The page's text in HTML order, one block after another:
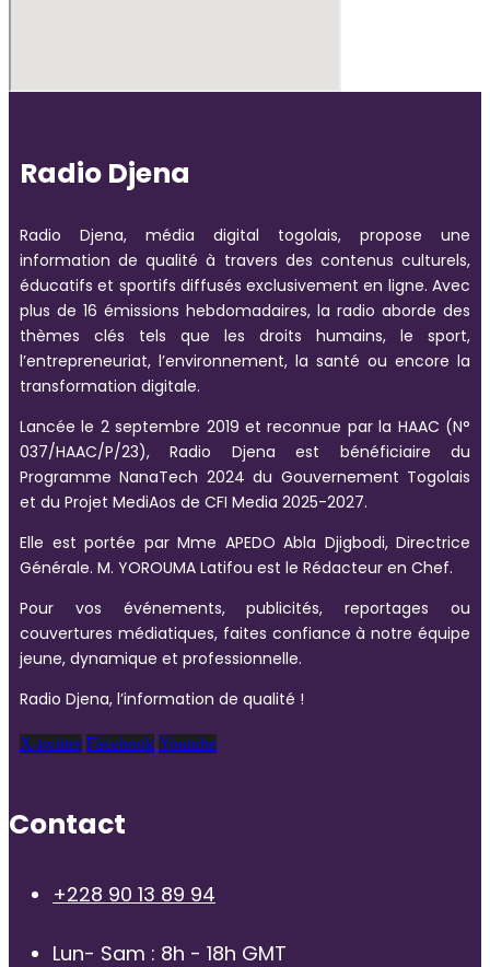
Radio Djena
Radio Djena, média digital togolais, propose une
information de qualité à travers des contenus culturels,
éducatifs et sportifs diffusés exclusivement en ligne. Avec
plus de 16 émissions hebdomadaires, la radio aborde des
thèmes clés tels que les droits humains, le sport,
l’entrepreneuriat, l’environnement, la santé ou encore la
transformation digitale.
Lancée le 2 septembre 2019 et reconnue par la HAAC (N°
037/HAAC/P/23), Radio Djena est bénéficiaire du
Programme NanaTech 2024 du Gouvernement Togolais
et du Projet MediAos de CFI Media 2025-2027.
Elle est portée par Mme APEDO Abla Djigbodi, Directrice
Générale. M. YOROUMA Latifou est le Rédacteur en Chef.
Pour vos événements, publicités, reportages ou
couvertures médiatiques, faites confiance à notre équipe
jeune, dynamique et professionnelle.
Radio Djena, l’information de qualité !
X-twitter Facebook Youtube
Contact
+228 90 13 89 94
Lun- Sam : 8h - 18h GMT